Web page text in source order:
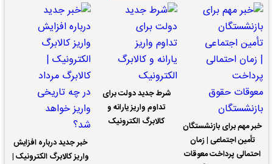
خبر مهم برای بازنشستگان
تأمین اجتماعی | زمان
احتمالی پرداخت معوقات
شرط جدید دولت برای
تداوم واریز یارانه و
کالابرگ الکترونیک
خبر جدید درباره افزایش
واریز کالابرگ الکترونیک |